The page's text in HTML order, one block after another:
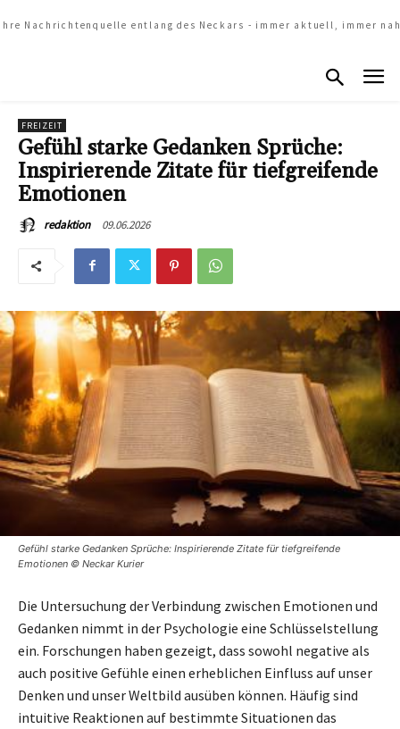
Nachrichtenquelle entlang des Neckars - immer aktuell, immer
FREIZEIT
Gefühl starke Gedanken Sprüche:
Inspirierende Zitate für tiefgreifende
Emotionen
redaktion 09.06.2026
Gefühl starke Gedanken Sprüche: Inspirierende Zitate für tiefgreifende
Emotionen © Neckar Kurier
Die Untersuchung der Verbindung zwischen Emotionen und
Gedanken nimmt in der Psychologie eine Schlüsselstellung
ein. Forschungen haben gezeigt, dass sowohl negative als
auch positive Gefühle einen erheblichen Einfluss auf unser
Denken und unser Weltbild ausüben können. Häufig sind
intuitive Reaktionen auf bestimmte Situationen das